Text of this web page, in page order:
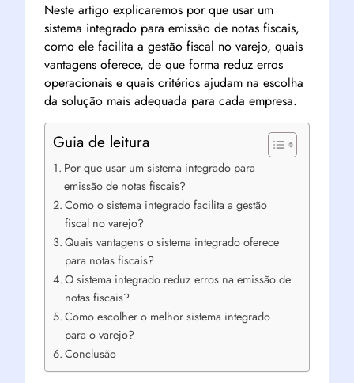
Neste artigo explicaremos por que usar um
sistema integrado para emissão de notas fiscais,
como ele facilita a gestão fiscal no varejo, quais
vantagens oferece, de que forma reduz erros
operacionais e quais critérios ajudam na escolha
da solução mais adequada para cada empresa.
Guia de leitura
Por que usar um sistema integrado para
emissão de notas fiscais?
Como o sistema integrado facilita a gestão
fiscal no varejo?
Quais vantagens o sistema integrado oferece
para notas fiscais?
O sistema integrado reduz erros na emissão de
notas fiscais?
Como escolher o melhor sistema integrado
para o varejo?
Conclusão